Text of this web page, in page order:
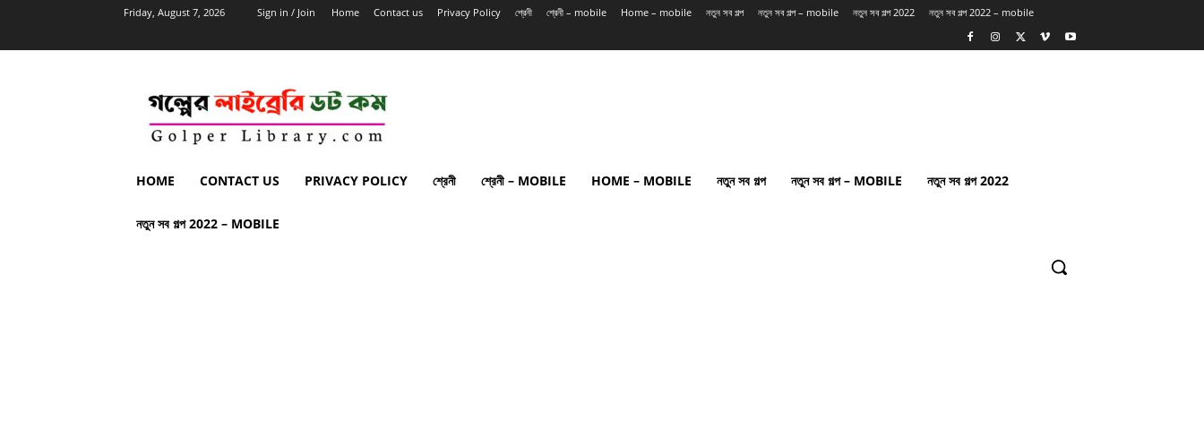
Friday, August 7, 2026 Sign in / Join Home Contact us Privacy Policy শ্রেনী শ্রেনী – mobile Home – mobile নতুন সব গল্প নতুন সব গল্প – mobile নতুন সব গল্প 2022 নতুন সব গল্প 2022 – mobile
HOME CONTACT US PRIVACY POLICY শ্রেনী শ্রেনী – MOBILE HOME – MOBILE নতুন সব গল্প নতুন সব গল্প – MOBILE নতুন সব গল্প 2022
নতুন সব গল্প 2022 – MOBILE